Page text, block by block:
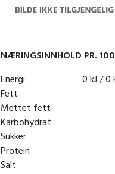
NÆRINGSINNHOLD PR.
Energi
0 kJ / 0
Fett
Mettet fett
Karbohydrat
Sukker
Protein
Salt